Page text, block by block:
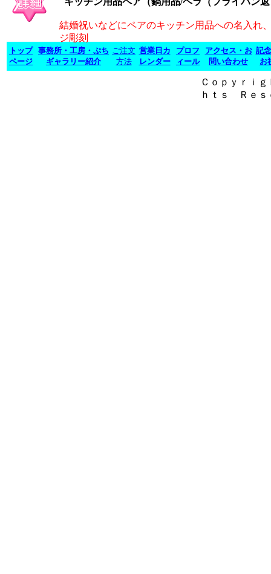
Ｃｏｐｙｒｉ
ｈｔｓ Ｒｅｓ
結婚祝いなどにペアのキッチン用品への名入れ
ジ彫刻
トップ
ページ
事務所・工房・ぷち
ギャラリー紹介
ご注文
方法
営業日カ
レンダー
プロフ
ィール
アクセス・お
問い合わせ
記
お